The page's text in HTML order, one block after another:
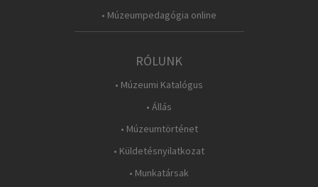
• Múzeumpedagógia online
RÓLUNK
• Múzeumi Katalógus
• Állás
• Múzeumtörténet
• Küldetésnyilatkozat
• Munkatársak